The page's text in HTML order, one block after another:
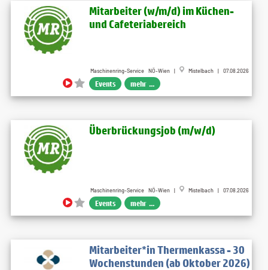
Mitarbeiter (w​/m​/d) im Küchen-
und Cafeteriabereich
Maschinenring-Service NÖ-Wien | Mistelbach | 07.08.2026
Events mehr ...
Überbrückungsjob (m​/w​/d)
Maschinenring-Service NÖ-Wien | Mistelbach | 07.08.2026
Events mehr ...
Mitarbeiter*in Thermenkassa - 30
Wochenstunden (ab Oktober 2026)